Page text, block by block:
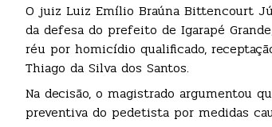
O juiz Luiz Emílio Braúna Bittencourt
da defesa do prefeito de Igarapé
réu por homicídio qualificado,
Thiago da Silva dos Santos.
Na decisão, o magistrado argumentou
preventiva do pedetista por medidas